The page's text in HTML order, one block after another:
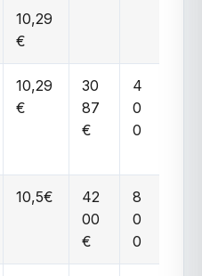
10,29
€
10,29
€
30
87
€
4
0
0
10,5€
42
00
€
8
0
0